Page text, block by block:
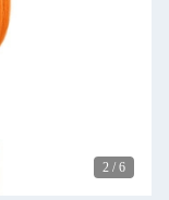
2 / 6